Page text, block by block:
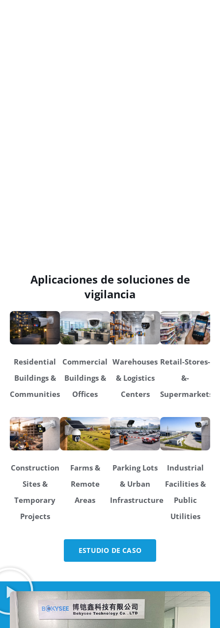
Aplicaciones de soluciones de
vigilancia
Residential
Buildings &
Communities
Commercial
Buildings &
Offices
Warehouses
& Logistics
Centers
Retail-Stores-
&-
Supermarkets
Construction
Sites &
Temporary
Projects
Farms &
Remote
Areas
Parking Lots
& Urban
Infrastructure
Industrial
Facilities &
Public
Utilities
ESTUDIO DE CASO